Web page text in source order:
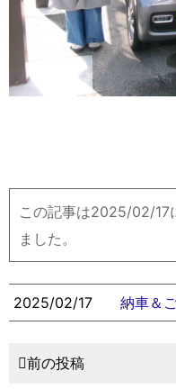
この記事は2025/02/17
ました。
2025/02/17 納車＆
前の投稿